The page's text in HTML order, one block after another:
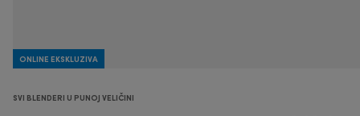
ONLINE EKSKLUZIVA
SVI BLENDERI U PUNOJ VELIČINI